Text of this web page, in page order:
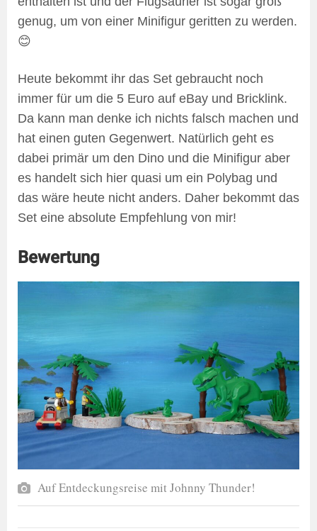
genug, um von einer Minifigur geritten zu werden.
😊
Heute bekommt ihr das Set gebraucht noch
immer für um die 5 Euro auf eBay und Bricklink.
Da kann man denke ich nichts falsch machen und
hat einen guten Gegenwert. Natürlich geht es
dabei primär um den Dino und die Minifigur aber
es handelt sich hier quasi um ein Polybag und
das wäre heute nicht anders. Daher bekommt das
Set eine absolute Empfehlung von mir!
Bewertung
Auf Entdeckungsreise mit Johnny Thunder!